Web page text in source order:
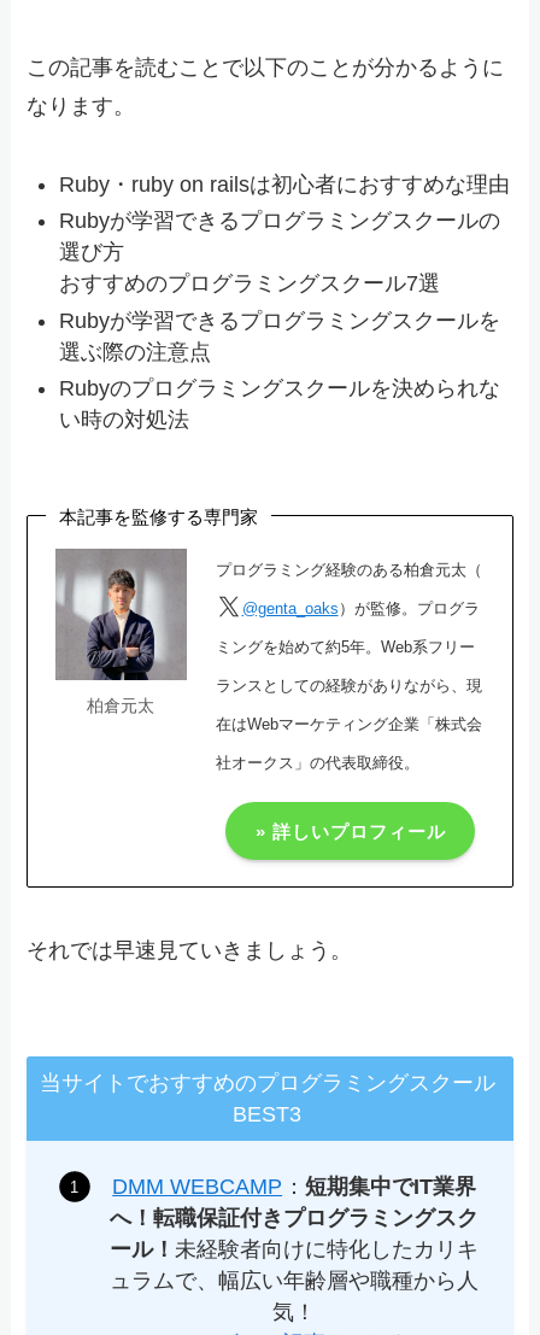
この記事を読むことで以下のことが分かるように
なります。
Ruby・ruby on railsは初心者におすすめな理由
Rubyが学習できるプログラミングスクールの
選び方
おすすめのプログラミングスクール7選
Rubyが学習できるプログラミングスクールを
選ぶ際の注意点
Rubyのプログラミングスクールを決められな
い時の対処法
本記事を監修する専門家
柏倉元太
プログラミング経験のある柏倉元太（
@genta_oaks ）が監修。プログラ
ミングを始めて約5年。Web系フリー
ランスとしての経験がありながら、現
在はWebマーケティング企業「株式会
社オークス」の代表取締役。
» 詳しいプロフィール
それでは早速見ていきましょう。
当サイトでおすすめのプログラミングスクール
BEST3
DMM WEBCAMP ：短期集中でIT業界
へ！転職保証付きプログラミングスク
ール！ 未経験者向けに特化したカリキ
ュラムで、幅広い年齢層や職種から人
気！